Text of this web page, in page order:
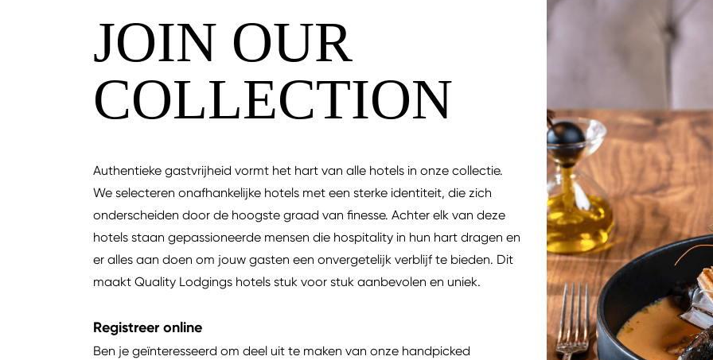
JOIN OUR
COLLECTION
Authentieke gastvrijheid vormt het hart van alle hotels in onze collectie.
We selecteren onafhankelijke hotels met een sterke identiteit, die zich
onderscheiden door de hoogste graad van finesse. Achter elk van deze
hotels staan gepassioneerde mensen die hospitality in hun hart dragen en
er alles aan doen om jouw gasten een onvergetelijk verblijf te bieden. Dit
maakt Quality Lodgings hotels stuk voor stuk aanbevolen en uniek.
Registreer online
Ben je geïnteresseerd om deel uit te maken van onze handpicked